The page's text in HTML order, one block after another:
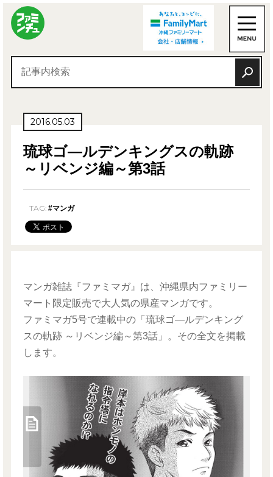
2016.05.03
琉球ゴ―ルデンキングスの軌跡
～リベンジ編～第3話
TAG: #マンガ
マンガ雑誌『ファミマガ』は、沖縄県内ファミリー
マート限定販売で大人気の県産マンガです。
ファミマガ5号で連載中の「琉球ゴ―ルデンキング
スの軌跡 ～リベンジ編～第3話」。その全文を掲載
します。